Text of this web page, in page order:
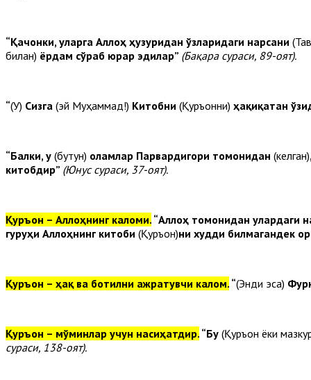
“Қачонки, уларга Аллоҳ ҳузуридан ўзларидаги нарсани
билан) ёрдам сўраб юрар эдилар” (Бақара сураси, 89-оят).
“(У) Сизга (эй Муҳаммад!) Китобни (Қуръонни) ҳақиқатан
“Балки, у (бутун) оламлар Парвардигори томонидан (келган)
китобдир” (Юнус сураси, 37-оят).
Қуръон – Аллоҳнинг каломи. “Аллоҳ томонидан улардаги
гуруҳи Аллоҳнинг китоби (Қуръон)ни худди билмагандек
Қуръон – ҳақ ва ботилни ажратувчи калом. “(Энди эса)
Қуръон – мўминлар учун насиҳатдир. “Бу (Қуръон ёки
сураси, 138-оят).